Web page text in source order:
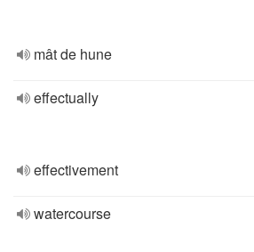
mât de hune
effectually
effectivement
watercourse